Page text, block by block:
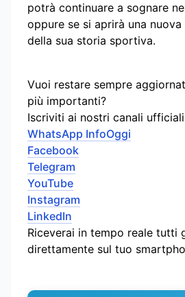
potrà continuare a sognare
oppure se si aprirà una
della sua storia sportiva.
Vuoi restare sempre
più importanti?
Iscriviti ai nostri canali
WhatsApp InfoOggi
Facebook
Telegram
YouTube
Instagram
LinkedIn
Riceverai in tempo reale tutti
direttamente sul tuo